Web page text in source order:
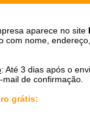
aparece no site
com nome,
: Até 3 dias após o
de confirmação.
grátis: